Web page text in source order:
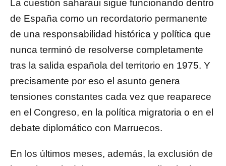
La cuestión saharaui sigue funcionando dentro
de España como un recordatorio permanente
de una responsabilidad histórica y política que
nunca terminó de resolverse completamente
tras la salida española del territorio en 1975. Y
precisamente por eso el asunto genera
tensiones constantes cada vez que reaparece
en el Congreso, en la política migratoria o en el
debate diplomático con Marruecos.
En los últimos meses, además, la exclusión de